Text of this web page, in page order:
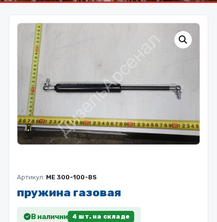
Артикул: МЕ 300-100-BS
пружина газовая
В наличии 4 шт. на складе